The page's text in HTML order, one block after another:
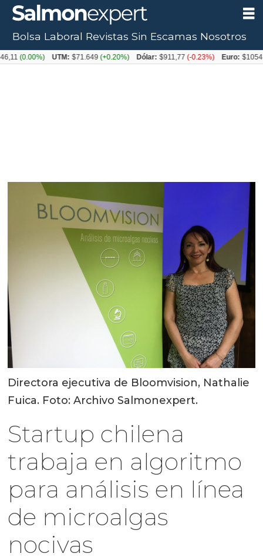
Directora ejecutiva de Bloomvision, Nathalie
Fuica. Foto: Archivo Salmonexpert.
Startup chilena
trabaja en algoritmo
para análisis en línea
de microalgas
nocivas
Bolsa Laboral Revistas Sin Escamas Nosotros
UTM: $71.649(+0.20%) Dólar: $911,77(-0.23%) Euro: $1054,31